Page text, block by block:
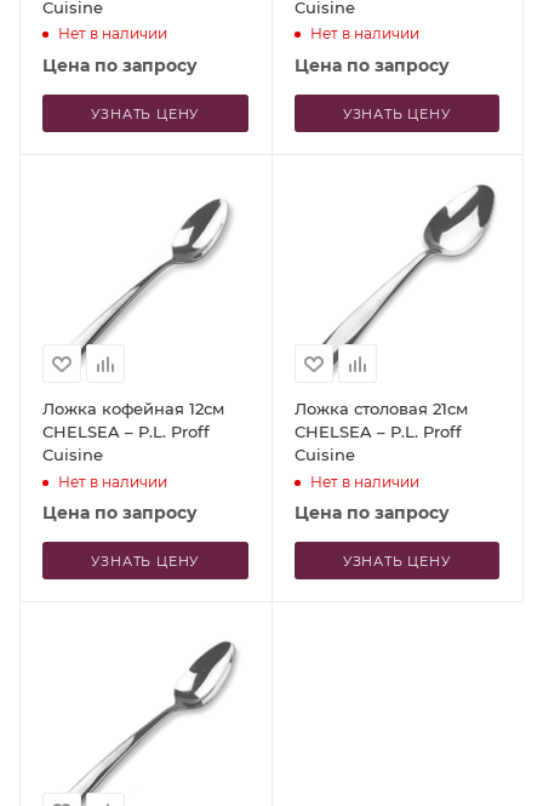
Cuisine
Нет в наличии
Цена по запросу
УЗНАТЬ ЦЕНУ
Cuisine
Нет в наличии
Цена по запросу
УЗНАТЬ ЦЕНУ
Ложка кофейная 12см
CHELSEA – P.L. Proff
Cuisine
Нет в наличии
Цена по запросу
УЗНАТЬ ЦЕНУ
Ложка столовая 21см
CHELSEA – P.L. Proff
Cuisine
Нет в наличии
Цена по запросу
УЗНАТЬ ЦЕНУ